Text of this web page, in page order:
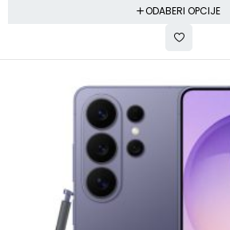
ODABERI OPCIJE